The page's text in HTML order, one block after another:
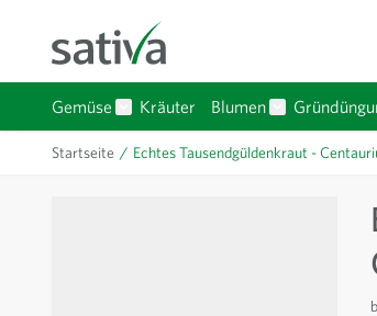
Gemüse
Kräuter
Blumen
Startseite / Echtes Tausendgüldenkraut -